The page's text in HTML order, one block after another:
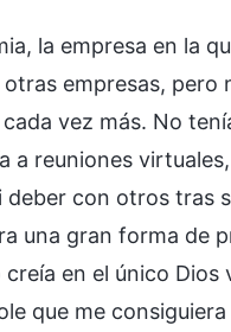
la empresa en la
empresas,
vez más. No
a reuniones
deber con otros tras
una gran forma de
en el único
que me